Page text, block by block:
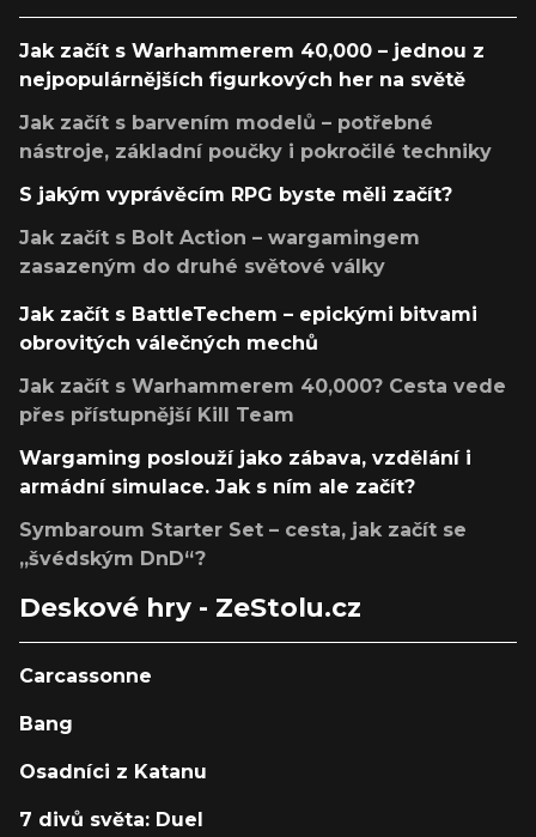
Jak začít s Warhammerem 40,000 – jednou z
nejpopulárnějších figurkových her na světě
Jak začít s barvením modelů – potřebné
nástroje, základní poučky i pokročilé techniky
S jakým vyprávěcím RPG byste měli začít?
Jak začít s Bolt Action – wargamingem
zasazeným do druhé světové války
Jak začít s BattleTechem – epickými bitvami
obrovitých válečných mechů
Jak začít s Warhammerem 40,000? Cesta vede
přes přístupnější Kill Team
Wargaming poslouží jako zábava, vzdělání i
armádní simulace. Jak s ním ale začít?
Symbaroum Starter Set – cesta, jak začít se
„švédským DnD“?
Deskové hry - ZeStolu.cz
Carcassonne
Bang
Osadníci z Katanu
7 divů světa: Duel